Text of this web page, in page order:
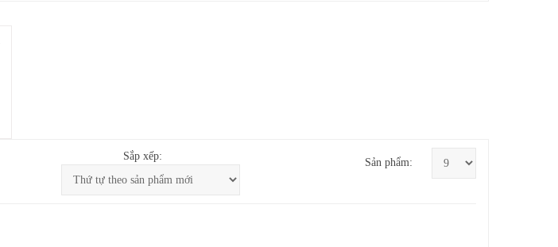
Sắp xếp:
Sản phẩm: